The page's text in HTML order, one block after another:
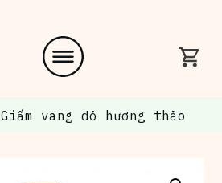
Giấm vang đỏ hương thảo